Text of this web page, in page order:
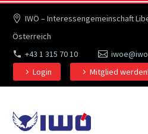
IWÖ – Interessengemeinschaft
Österreich
+43 1 315 70 10
Login
Mitglied werden!